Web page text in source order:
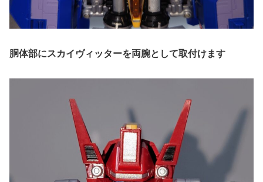
胴体部にスカイヴィッターを両腕として取付けます